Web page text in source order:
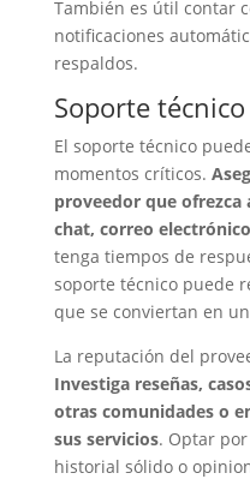
También es útil contar
notificaciones
respaldos.
Soporte
El soporte técnico
momentos críticos.
proveedor que ofrezca
chat, correo
tenga tiempos de
soporte técnico puede
que se conviertan en
La reputación del
Investiga reseñas,
otras comunidades o
sus servicios. Optar
historial sólido o